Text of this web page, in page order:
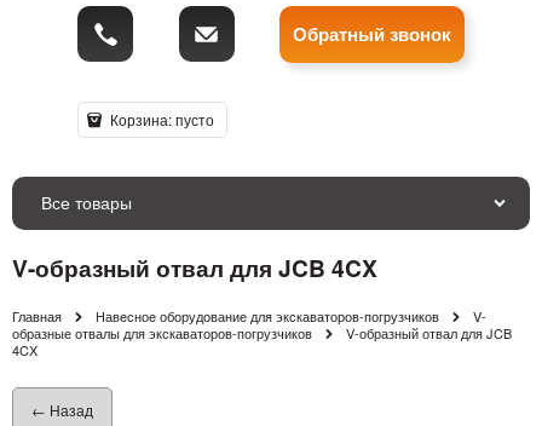
Обратный звонок
Корзина:пусто
Все товары
V-образный отвал для JCB 4CX
Главная Навесное оборудование для экскаваторов-погрузчиков
V-
образные отвалы для экскаваторов-погрузчиков
V-образный отвал для JCB
4CX
← Назад